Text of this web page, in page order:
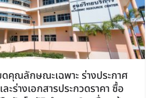
ดคุณลักษณะเฉพาะ ร่างประกาศ
ะร่างเอกสารประกวดราคา ซื้อ